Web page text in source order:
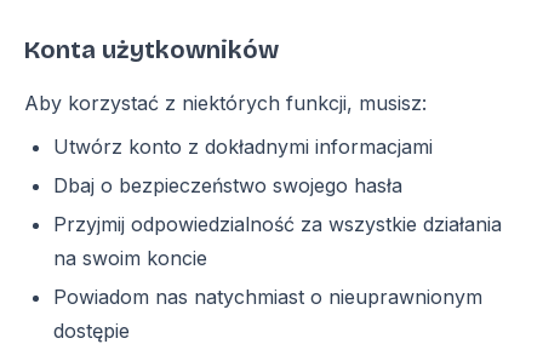
Konta użytkowników
Aby korzystać z niektórych funkcji, musisz:
Utwórz konto z dokładnymi informacjami
Dbaj o bezpieczeństwo swojego hasła
Przyjmij odpowiedzialność za wszystkie działania
na swoim koncie
Powiadom nas natychmiast o nieuprawnionym
dostępie